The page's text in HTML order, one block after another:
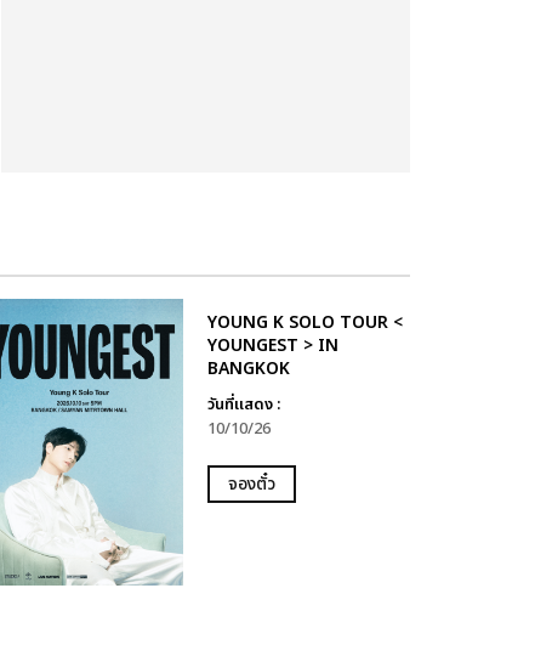
YOUNG K SOLO TOUR <
YOUNGEST > IN
BANGKOK
วันที่แสดง :
10/10/26
จองตั๋ว